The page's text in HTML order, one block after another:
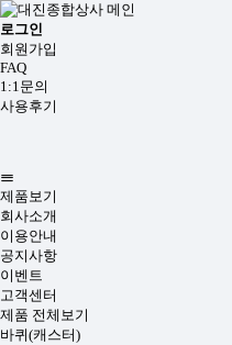
로그인
회원가입
FAQ
1:1문의
사용후기
제품보기
회사소개
이용안내
공지사항
이벤트
고객센터
제품 전체보기
바퀴(캐스터)